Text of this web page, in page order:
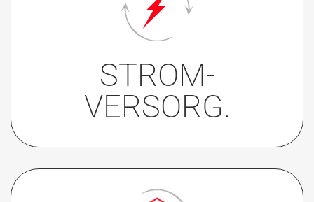
STROM-
VERSORG.
• nicht beleuchtet